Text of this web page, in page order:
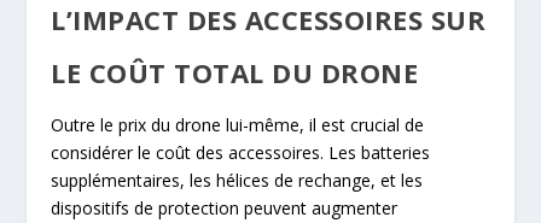
L’IMPACT DES ACCESSOIRES SUR
LE COÛT TOTAL DU DRONE
Outre le prix du drone lui-même, il est crucial de
considérer le coût des accessoires. Les batteries
supplémentaires, les hélices de rechange, et les
dispositifs de protection peuvent augmenter